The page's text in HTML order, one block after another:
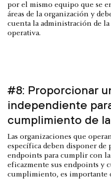
por el mismo equipo que se
áreas de la organización y
cuenta la administración de
operativa.
#8: Proporcionar
independiente
cumplimiento de
Las organizaciones que
específica deben disponer
endpoints para cumplir con la
eficazmente sus endpoints y
cumplimiento, es importante